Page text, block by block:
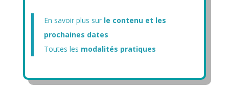
En savoir plus sur le contenu et les
prochaines dates
Toutes les modalités pratiques